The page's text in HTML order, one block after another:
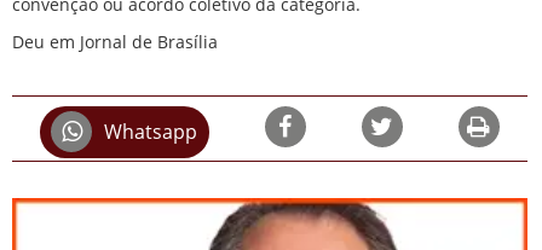
Deu em Jornal de Brasília
Whatsapp